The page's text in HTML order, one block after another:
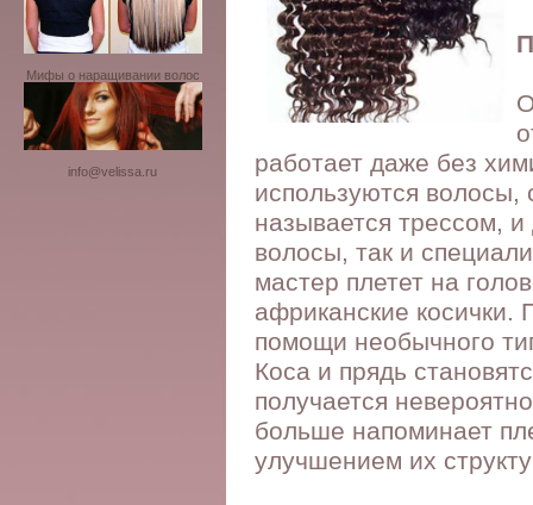
Мифы о наращивании волос
info@velissa.ru
работает даже без
используются
называется трессом,
волосы, так и
мастер плетет на
африканские
помощи необычного
Коса и прядь
получается
больше напоминает
улучшением их